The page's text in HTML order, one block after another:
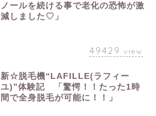
ノールを続ける事で老化の恐怖が激
減しました♡」
49429 view
新☆脱毛機“LAFILLE(ラフィー
ユ)”体験記 「驚愕！！たった1時
間で全身脱毛が可能に！！」